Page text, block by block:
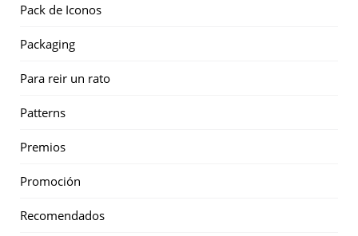
Pack de Iconos
Packaging
Para reir un rato
Patterns
Premios
Promoción
Recomendados